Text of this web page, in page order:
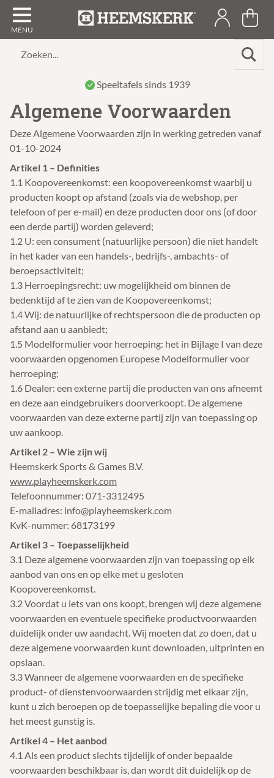
Zoeken...
Speeltafels sinds 1939
Algemene Voorwaarden
Deze Algemene Voorwaarden zijn in werking getreden vanaf
01-10-2024
Artikel 1 – Definities
1.1 Koopovereenkomst: een koopovereenkomst waarbij u
producten koopt op afstand (zoals via de webshop, per
telefoon of per e-mail) en deze producten door ons (of door
een derde partij) worden geleverd;
1.2 U: een consument (natuurlijke persoon) die niet handelt
in het kader van een handels-, bedrijfs-, ambachts- of
beroepsactiviteit;
1.3 Herroepingsrecht: uw mogelijkheid om binnen de
bedenktijd af te zien van de Koopovereenkomst;
1.4 Wij: de natuurlijke of rechtspersoon die de producten op
afstand aan u aanbiedt;
1.5 Modelformulier voor herroeping: het in Bijlage I van deze
voorwaarden opgenomen Europese Modelformulier voor
herroeping;
1.6 Dealer: een externe partij die producten van ons afneemt
en deze aan eindgebruikers doorverkoopt. De algemene
voorwaarden van deze externe partij zijn van toepassing op
uw aankoop.
Artikel 2 – Wie zijn wij
Heemskerk Sports & Games B.V.
www.playheemskerk.com
Telefoonnummer: 071-3312495
E-mailadres: info@playheemskerk.com
KvK-nummer: 68173199
Artikel 3 – Toepasselijkheid
3.1 Deze algemene voorwaarden zijn van toepassing op elk
aanbod van ons en op elke met u gesloten
Koopovereenkomst.
3.2 Voordat u iets van ons koopt, brengen wij deze algemene
voorwaarden en eventuele specifieke productvoorwaarden
duidelijk onder uw aandacht. Wij moeten dat zo doen, dat u
deze algemene voorwaarden kunt downloaden, uitprinten en
opslaan.
3.3 Wanneer de algemene voorwaarden en de specifieke
product- of dienstenvoorwaarden strijdig met elkaar zijn,
kunt u zich beroepen op de toepasselijke bepaling die voor u
het meest gunstig is.
Artikel 4 – Het aanbod
4.1 Als een product slechts tijdelijk of onder bepaalde
voorwaarden beschikbaar is, dan wordt dit duidelijk op de